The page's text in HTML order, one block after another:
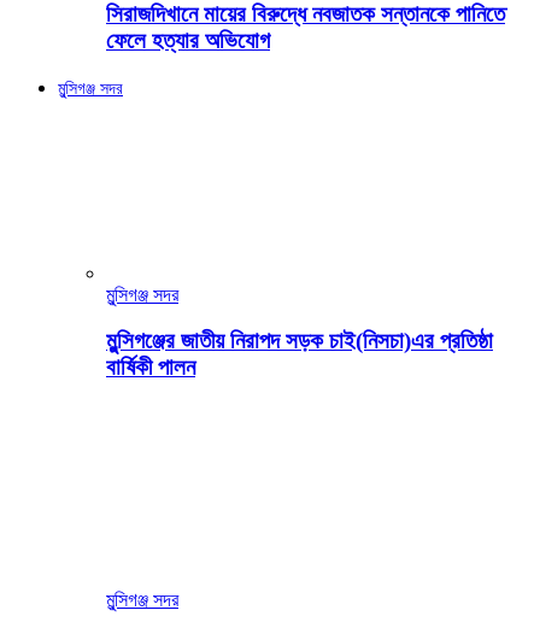
সিরাজদিখানে মায়ের বিরুদ্ধে নবজাতক সন্তানকে পানিতে
ফেলে হত্যার অভিযোগ
মুন্সিগঞ্জ সদর
মুন্সিগঞ্জ সদর
মুন্সিগঞ্জের জাতীয় নিরাপদ সড়ক চাই(নিসচা)এর প্রতিষ্ঠা
বার্ষিকী পালন
মুন্সিগঞ্জ সদর